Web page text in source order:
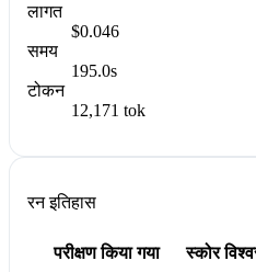
लागत
$0.046
समय
195.0s
टोकन
12,171 tok
रन इतिहास
परीक्षण किया गया स्कोर